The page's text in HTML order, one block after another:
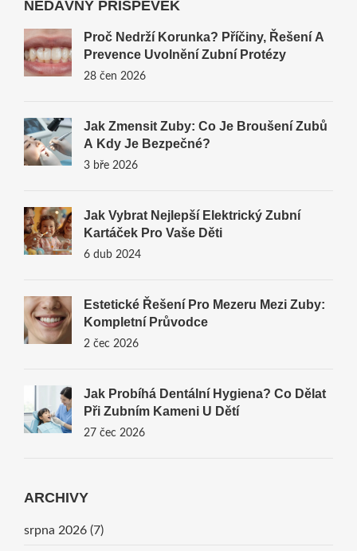
NEDÁVNÝ PŘÍSPĚVEK
Proč Nedrží Korunka? Příčiny, Řešení A
Prevence Uvolnění Zubní Protézy
28 čen 2026
Jak Zmensit Zuby: Co Je Broušení Zubů
A Kdy Je Bezpečné?
3 bře 2026
Jak Vybrat Nejlepší Elektrický Zubní
Kartáček Pro Vaše Děti
6 dub 2024
Estetické Řešení Pro Mezeru Mezi Zuby:
Kompletní Průvodce
2 čec 2026
Jak Probíhá Dentální Hygiena? Co Dělat
Při Zubním Kameni U Dětí
27 čec 2026
ARCHIVY
srpna 2026 (7)